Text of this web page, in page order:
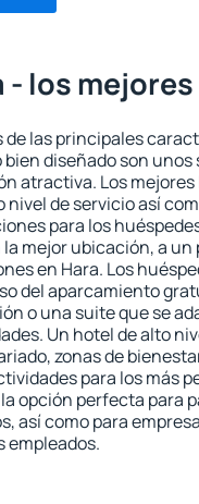
- los
de las principales
diseñado son unos
atractiva. Los
nivel de servicio así
para los
mejor ubicación, a un
en Hara. Los
del aparcamiento
o una suite que se
Un hotel de alto
zonas de
para los más
opción perfecta para
así como para
empleados.